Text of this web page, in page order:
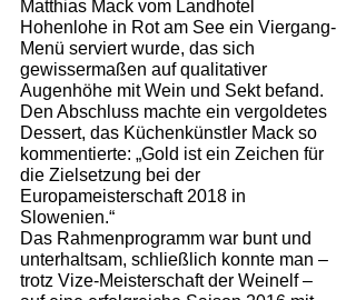
Matthias Mack vom Landhotel
Hohenlohe in Rot am See ein Viergang-
Menü serviert wurde, das sich
gewissermaßen auf qualitativer
Augenhöhe mit Wein und Sekt befand.
Den Abschluss machte ein vergoldetes
Dessert, das Küchenkünstler Mack so
kommentierte: „Gold ist ein Zeichen für
die Zielsetzung bei der
Europameisterschaft 2018 in
Slowenien.“
Das Rahmenprogramm war bunt und
unterhaltsam, schließlich konnte man –
trotz Vize-Meisterschaft der Weinelf –